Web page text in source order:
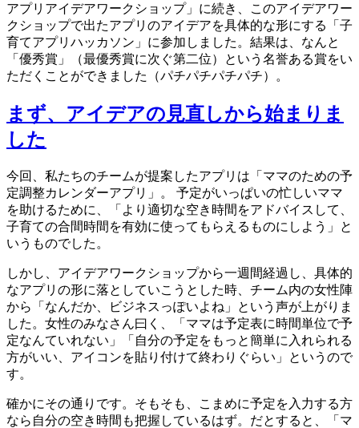
アプリアイデアワークショップ」に続き、このアイデアワー
クショップで出たアプリのアイデアを具体的な形にする「子
育てアプリハッカソン」に参加しました。結果は、なんと
「優秀賞」（最優秀賞に次ぐ第二位）という名誉ある賞をい
ただくことができました（パチパチパチパチ）。
まず、アイデアの見直しから始まりま
した
今回、私たちのチームが提案したアプリは「ママのための予
定調整カレンダーアプリ」。 予定がいっぱいの忙しいママ
を助けるために、「より適切な空き時間をアドバイスして、
子育ての合間時間を有効に使ってもらえるものにしよう」と
いうものでした。
しかし、アイデアワークショップから一週間経過し、具体的
なアプリの形に落としていこうとした時、チーム内の女性陣
から「なんだか、ビジネスっぽいよね」という声が上がりま
した。女性のみなさん曰く、「ママは予定表に時間単位で予
定なんていれない」「自分の予定をもっと簡単に入れられる
方がいい、アイコンを貼り付けて終わりぐらい」というので
す。
確かにその通りです。そもそも、こまめに予定を入力する方
なら自分の空き時間も把握しているはず。だとすると、「マ